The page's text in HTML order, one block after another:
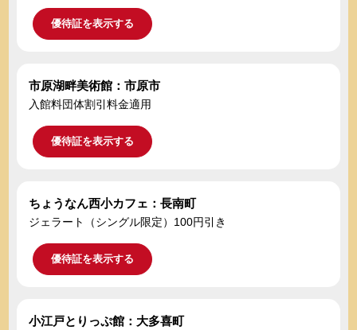
優待証を表示する
市原湖畔美術館：市原市
入館料団体割引料金適用
優待証を表示する
ちょうなん西小カフェ：長南町
ジェラート（シングル限定）100円引き
優待証を表示する
小江戸とりっぷ館：大多喜町